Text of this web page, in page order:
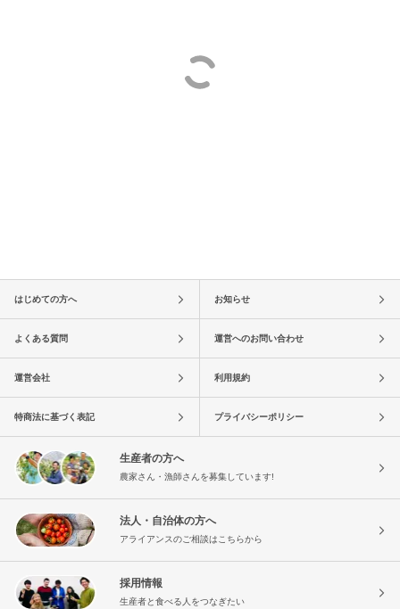
はじめての方へ お知らせ
よくある質問 運営へのお問い合わせ
運営会社 利用規約
特商法に基づく表記 プライバシーポリシー
生産者の方へ
農家さん・漁師さんを募集しています!
法人・自治体の方へ
アライアンスのご相談はこちらから
採用情報
生産者と食べる人をつなぎたい